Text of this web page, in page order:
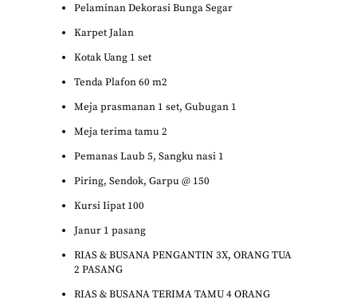
Pelaminan Dekorasi Bunga Segar
Karpet Jalan
Kotak Uang 1 set
Tenda Plafon 60 m2
Meja prasmanan 1 set, Gubugan 1
Meja terima tamu 2
Pemanas Laub 5, Sangku nasi 1
Piring, Sendok, Garpu @ 150
Kursi Iipat 100
Janur 1 pasang
RIAS & BUSANA PENGANTIN 3X, ORANG TUA
2 PASANG
RIAS & BUSANA TERIMA TAMU 4 ORANG